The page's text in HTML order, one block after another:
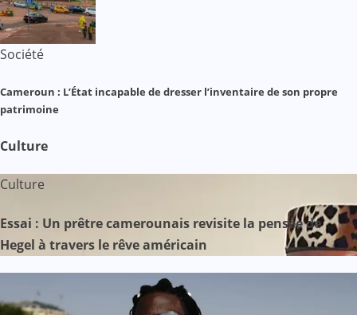
Société
Cameroun : L’État incapable de dresser l’inventaire de son propre
patrimoine
Culture
Culture
Essai : Un prêtre camerounais revisite la pensée de
Hegel à travers le rêve américain